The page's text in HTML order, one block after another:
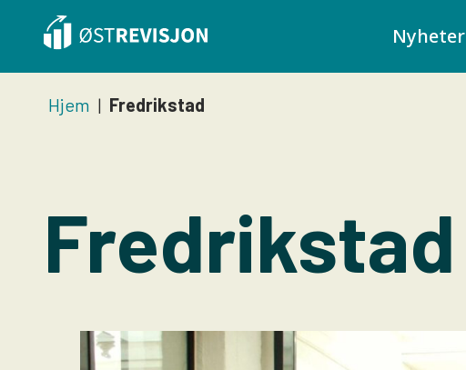
Nyheter
Hjem | Fredrikstad
Fredrikstad